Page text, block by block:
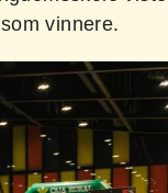
vinnere.